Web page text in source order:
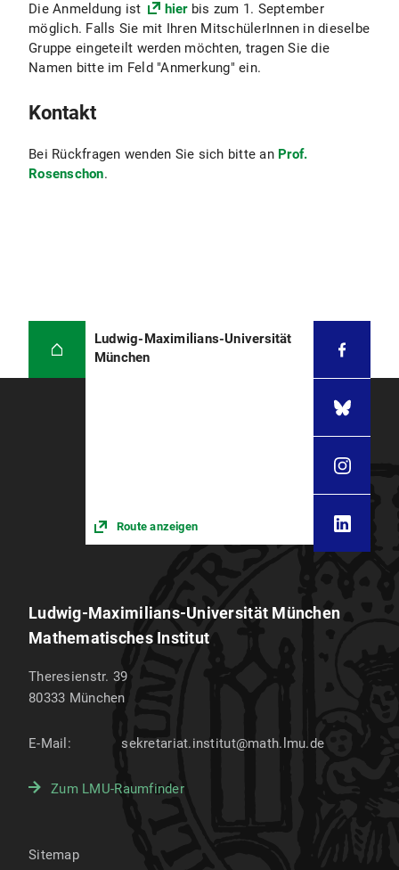
Die Anmeldung ist hierbis zum 1. September
möglich. Falls Sie mit Ihren MitschülerInnen in dieselbe
Gruppe eingeteilt werden möchten, tragen Sie die
Namen bitte im Feld "Anmerkung" ein.
Kontakt
Bei Rückfragen wenden Sie sich bitte an Prof.
Rosenschon.
Ludwig-Maximilians-Universität
München
Route anzeigen
Ludwig-Maximilians-Universität München
Mathematisches Institut
Theresienstr. 39
80333 München
E-Mail: sekretariat.institut@math.lmu.de
Zum LMU-Raumfinder
Sitemap